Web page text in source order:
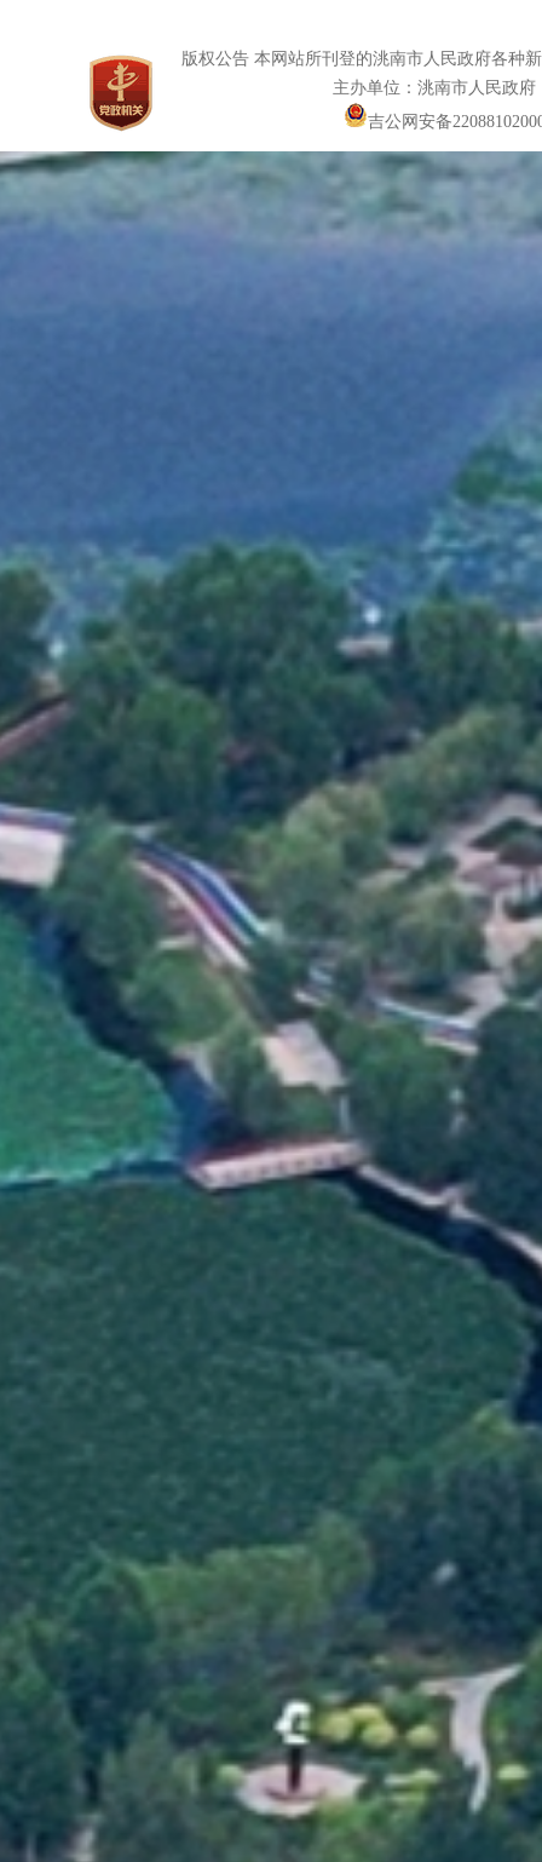
版权公告 本网站所刊登的洮南市人民政府各种
主办单位：洮南市人民政
吉公网安备